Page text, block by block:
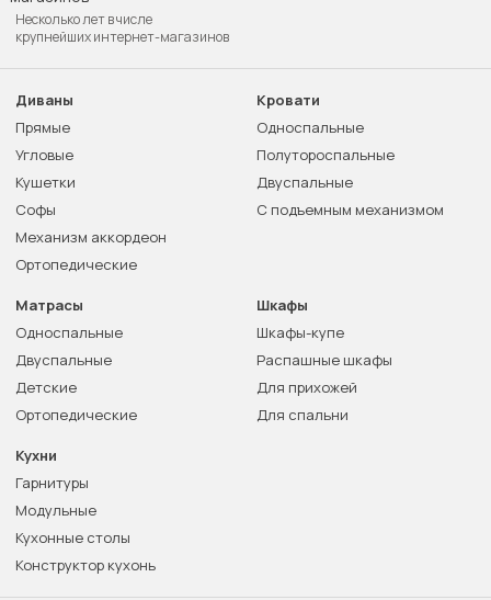
Несколько лет в числе
крупнейших интернет-магазинов
Диваны
Прямые
Угловые
Кушетки
Софы
Механизм аккордеон
Ортопедические
Кровати
Односпальные
Полутороспальные
Двуспальные
С подъемным механизмом
Матрасы
Односпальные
Двуспальные
Детские
Ортопедические
Шкафы
Шкафы-купе
Распашные шкафы
Для прихожей
Для спальни
Кухни
Гарнитуры
Модульные
Кухонные столы
Конструктор кухонь